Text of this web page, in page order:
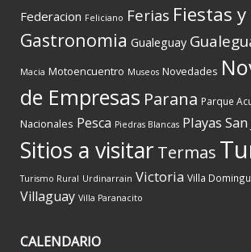
Federacion Feliciano Ferias Fiestas
Gastronomia Gualeguay
Macia Motoencuentro Museos Novedades
de Empresas Parana Parque
Nacionales Pesca Piedras Blancas Playas San
Sitios a visitarTermas
Turismo Rural Urdinarrain Victoria Villa
Villaguay Villa Paranacito
CALENDARIO